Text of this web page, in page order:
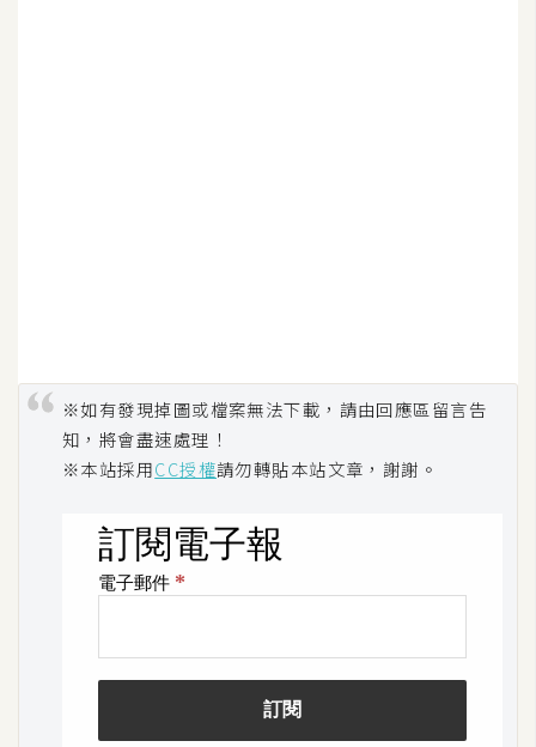
※如有發現掉圖或檔案無法下載，請由回應區留言告
知，將會盡速處理！
※本站採用CC授權請勿轉貼本站文章，謝謝。